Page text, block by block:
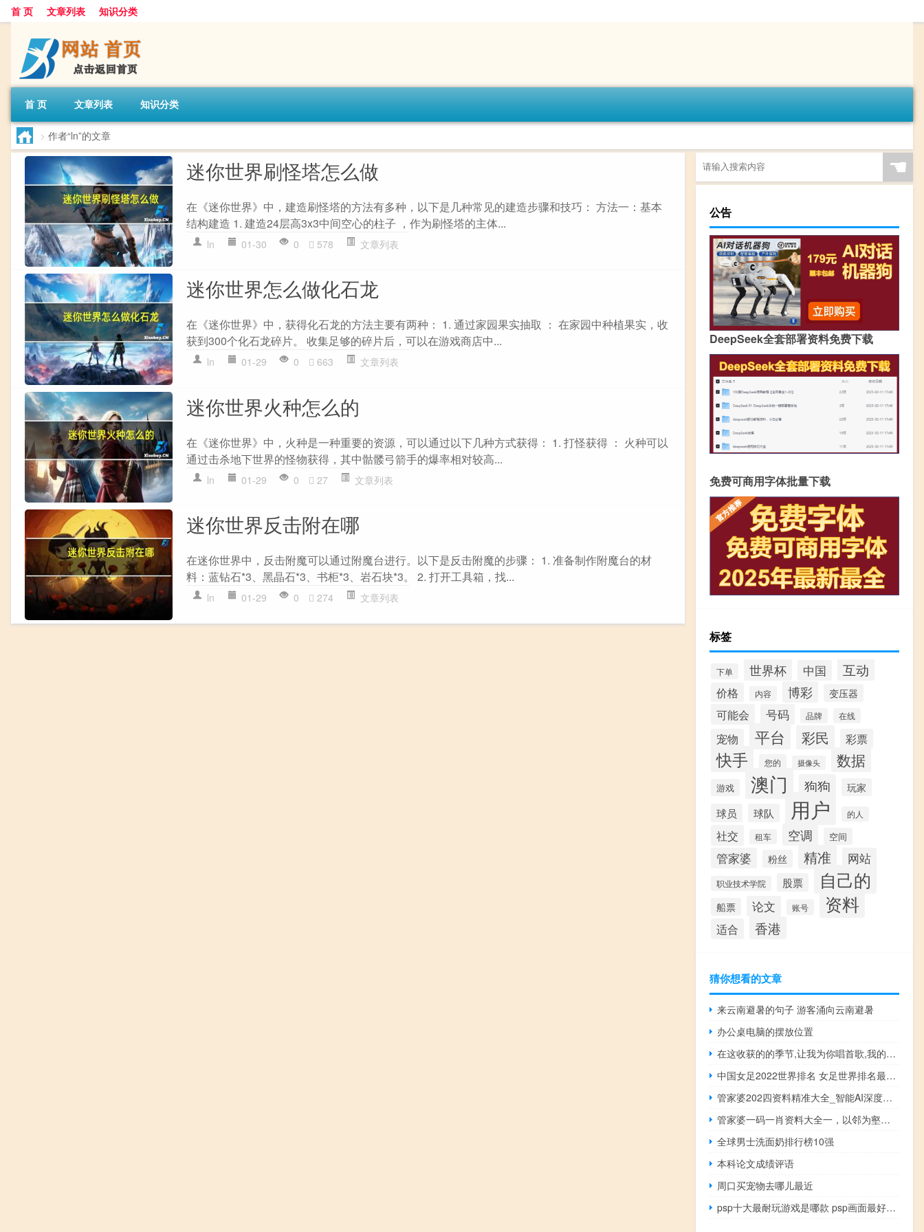
首 页 文章列表 知识分类
首 页 文章列表 知识分类
> 作者“ln”的文章
迷你世界刷怪塔怎么做
在《迷你世界》中，建造刷怪塔的方法有多种，以下是几种常见的建造步骤和技巧： 方法一：基本
结构建造 1. 建造24层高3x3中间空心的柱子 ，作为刷怪塔的主体...
ln 01-30 0 578 文章列表
迷你世界怎么做化石龙
在《迷你世界》中，获得化石龙的方法主要有两种： 1. 通过家园果实抽取 ： 在家园中种植果实，收
获到300个化石龙碎片。 收集足够的碎片后，可以在游戏商店中...
ln 01-29 0 663 文章列表
迷你世界火种怎么的
在《迷你世界》中，火种是一种重要的资源，可以通过以下几种方式获得： 1. 打怪获得 ： 火种可以
通过击杀地下世界的怪物获得，其中骷髅弓箭手的爆率相对较高...
ln 01-29 0 27 文章列表
迷你世界反击附在哪
在迷你世界中，反击附魔可以通过附魔台进行。以下是反击附魔的步骤： 1. 准备制作附魔台的材
料：蓝钻石*3、黑晶石*3、书柜*3、岩石块*3。 2. 打开工具箱，找...
ln 01-29 0 274 文章列表
☚
公告
DeepSeek全套部署资料免费下载
免费可商用字体批量下载
标签
下单 世界杯 中国 互动
价格 内容 博彩 变压器
可能会 号码 品牌 在线
宠物 平台 彩民 彩票
快手 您的 摄像头 数据
游戏 澳门 狗狗 玩家
球员 球队 用户 的人
社交 租车 空调 空间
管家婆 粉丝 精准 网站
职业技术学院 股票 自己的
船票 论文 账号 资料
适合 香港
猜你想看的文章
来云南避暑的句子 游客涌向云南避暑
办公桌电脑的摆放位置
在这收获的的季节,让我为你唱首歌,我的好妹妹,心里有苦你对我说.是什么歌里的歌词 让我为你唱一首歌歌词
中国女足2022世界排名 女足世界排名最后一名
管家婆202四资料精准大全_智能AI深度解析_百家号版v47.08.528
管家婆一码一肖资料大全一，以邻为壑精选答案落实_app2.327
全球男士洗面奶排行榜10强
本科论文成绩评语
周口买宠物去哪儿最近
psp十大最耐玩游戏是哪款 psp画面最好的游戏